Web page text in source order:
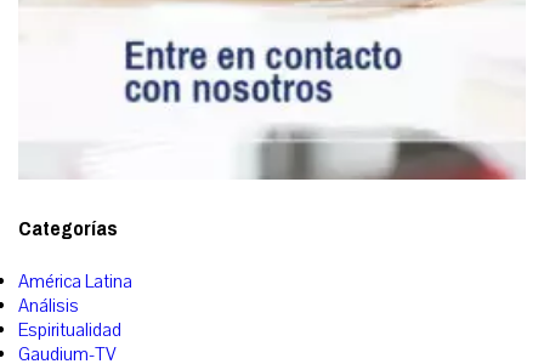
Categorías
América Latina
Análisis
Espiritualidad
Gaudium-TV